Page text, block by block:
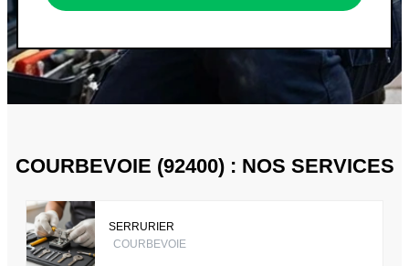
COURBEVOIE (92400) : NOS SERVICES
SERRURIER
COURBEVOIE